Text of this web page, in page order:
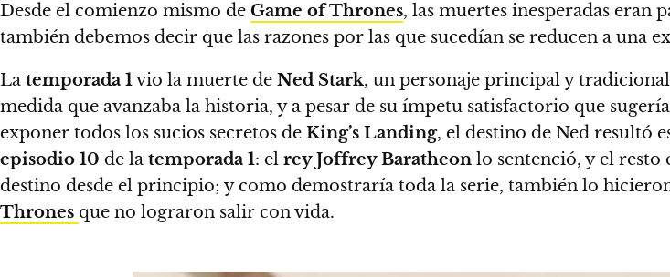
Desde el comienzo mismo de Game of Thrones, las muertes inesperadas eran
también debemos decir que las razones por las que sucedían se reducen a una
La temporada 1vio la muerte de Ned Stark, un personaje principal y
medida que avanzaba la historia, y a pesar de su ímpetu satisfactorio que
exponer todos los sucios secretos de King’s Landing, el destino de Ned resultó
episodio 10 de la temporada 1: el rey Joffrey Baratheon lo sentenció, y el resto
destino desde el principio; y como demostraría toda la serie, también lo
Thrones que no lograron salir con vida.